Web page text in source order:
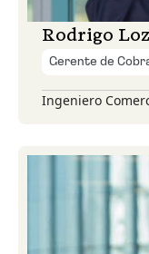
Rodrigo
Gerente de
Ingeniero